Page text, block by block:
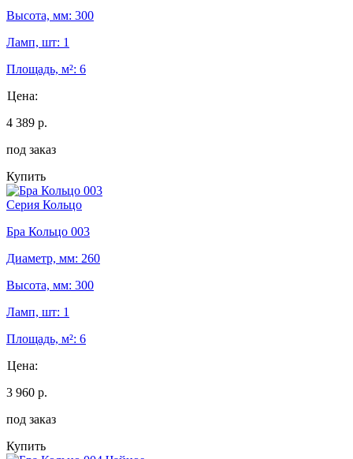
Высота, мм: 300
Ламп, шт: 1
Площадь, м²: 6
Цена:
4 389 р.
под заказ
Купить
Серия Кольцо
Бра Кольцо 003
Диаметр, мм: 260
Высота, мм: 300
Ламп, шт: 1
Площадь, м²: 6
Цена:
3 960 р.
под заказ
Купить